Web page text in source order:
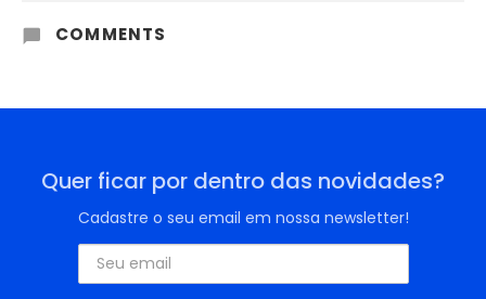
COMMENTS
Quer ficar por dentro das novidades?
Cadastre o seu email em nossa newsletter!